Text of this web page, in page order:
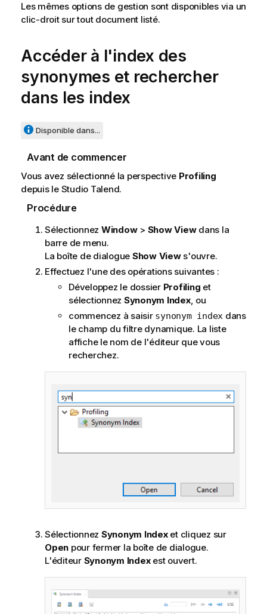
Les mêmes options de gestion sont disponibles via un
clic-droit sur tout document listé.
Accéder à l'index des
synonymes et rechercher
dans les index
Disponible dans...
Avant de commencer
Vous avez sélectionné la perspective Profiling
depuis le Studio Talend.
Procédure
Sélectionnez Window> Show Viewdans la
barre de menu.
La boîte de dialogue Show Views'ouvre.
Effectuez l'une des opérations suivantes :
Développez le dossier Profiling et
sélectionnez Synonym Index, ou
commencez à saisir synonym index dans
le champ du filtre dynamique. La liste
affiche le nom de l'éditeur que vous
recherchez.
Sélectionnez Synonym Indexet cliquez sur
Open pour fermer la boîte de dialogue.
L'éditeur Synonym Indexest ouvert.